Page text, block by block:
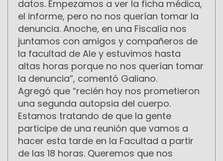
datos. Empezamos a ver la ficha médica,
el informe, pero no nos querían tomar la
denuncia. Anoche, en una Fiscalía nos
juntamos con amigos y compañeros de
la facultad de Ale y estuvimos hasta
altas horas porque no nos querían tomar
la denuncia”, comentó Galiano.
Agregó que “recién hoy nos prometieron
una segunda autopsia del cuerpo.
Estamos tratando de que la gente
participe de una reunión que vamos a
hacer esta tarde en la Facultad a partir
de las 18 horas. Queremos que nos